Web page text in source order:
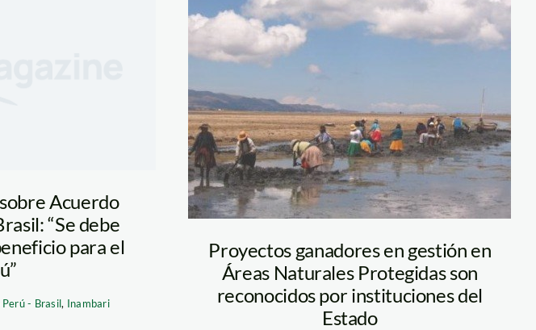
Acuerdo
“Se debe
para el
- Brasil, Inambari
rural_agua_minam
Proyectos ganadores en gestión en
Áreas Naturales Protegidas son
reconocidos por instituciones del
Estado